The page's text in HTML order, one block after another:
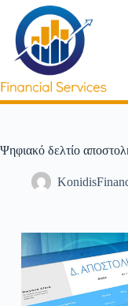
Ψηφιακό δελτίο